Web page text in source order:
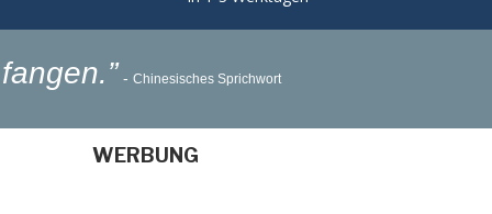
- Chinesisches Sprichwort
WERBUNG